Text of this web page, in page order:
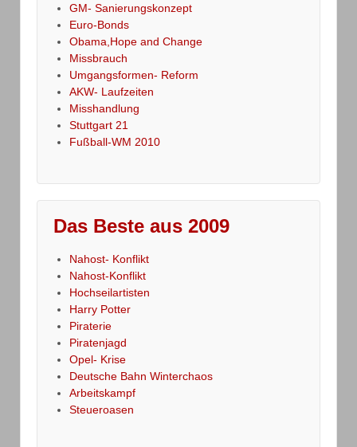
GM- Sanierungskonzept
Euro-Bonds
Obama,Hope and Change
Missbrauch
Umgangsformen- Reform
AKW- Laufzeiten
Misshandlung
Stuttgart 21
Fußball-WM 2010
Das Beste aus 2009
Nahost- Konflikt
Nahost-Konflikt
Hochseilartisten
Harry Potter
Piraterie
Piratenjagd
Opel- Krise
Deutsche Bahn Winterchaos
Arbeitskampf
Steueroasen